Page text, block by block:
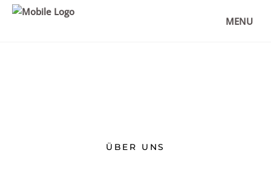
MENU
ERFAHRUNG UND TIPPS FÜR DEINE
REISE!
ÜBER UNS